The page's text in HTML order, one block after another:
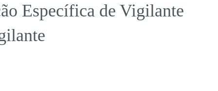
Específica de Vigilante